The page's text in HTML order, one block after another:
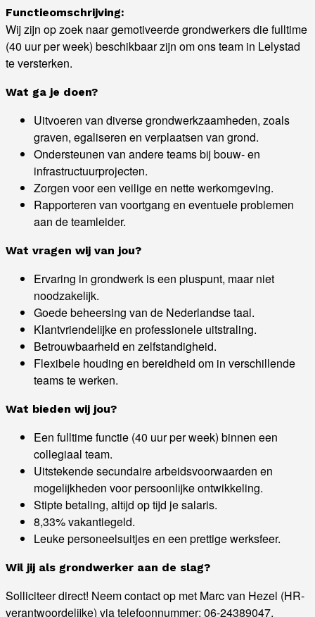
Functieomschrijving:
Wij zijn op zoek naar gemotiveerde grondwerkers die fulltime
(40 uur per week) beschikbaar zijn om ons team in Lelystad
te versterken.
Wat ga je doen?
Uitvoeren van diverse grondwerkzaamheden, zoals
graven, egaliseren en verplaatsen van grond.
Ondersteunen van andere teams bij bouw- en
infrastructuurprojecten.
Zorgen voor een veilige en nette werkomgeving.
Rapporteren van voortgang en eventuele problemen
aan de teamleider.
Wat vragen wij van jou?
Ervaring in grondwerk is een pluspunt, maar niet
noodzakelijk.
Goede beheersing van de Nederlandse taal.
Klantvriendelijke en professionele uitstraling.
Betrouwbaarheid en zelfstandigheid.
Flexibele houding en bereidheid om in verschillende
teams te werken.
Wat bieden wij jou?
Een fulltime functie (40 uur per week) binnen een
collegiaal team.
Uitstekende secundaire arbeidsvoorwaarden en
mogelijkheden voor persoonlijke ontwikkeling.
Stipte betaling, altijd op tijd je salaris.
8,33% vakantiegeld.
Leuke personeelsuitjes en een prettige werksfeer.
Wil jij als grondwerker aan de slag?
Solliciteer direct! Neem contact op met Marc van Hezel (HR-
verantwoordelijke) via telefoonnummer: 06-24389047.